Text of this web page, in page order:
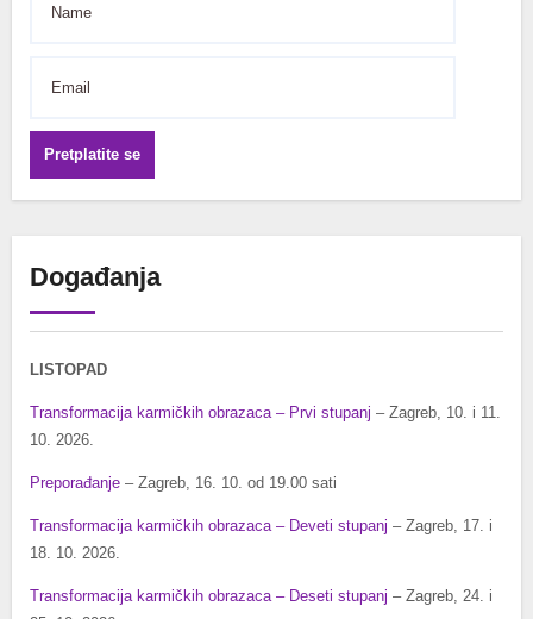
Pretplatite se
Događanja
LISTOPAD
Transformacija karmičkih obrazaca – Prvi stupanj – Zagreb, 10. i 11.
10. 2026.
Preporađanje– Zagreb, 16. 10. od 19.00 sati
Transformacija karmičkih obrazaca – Deveti stupanj – Zagreb, 17. i
18. 10. 2026.
Transformacija karmičkih obrazaca – Deseti stupanj – Zagreb, 24. i